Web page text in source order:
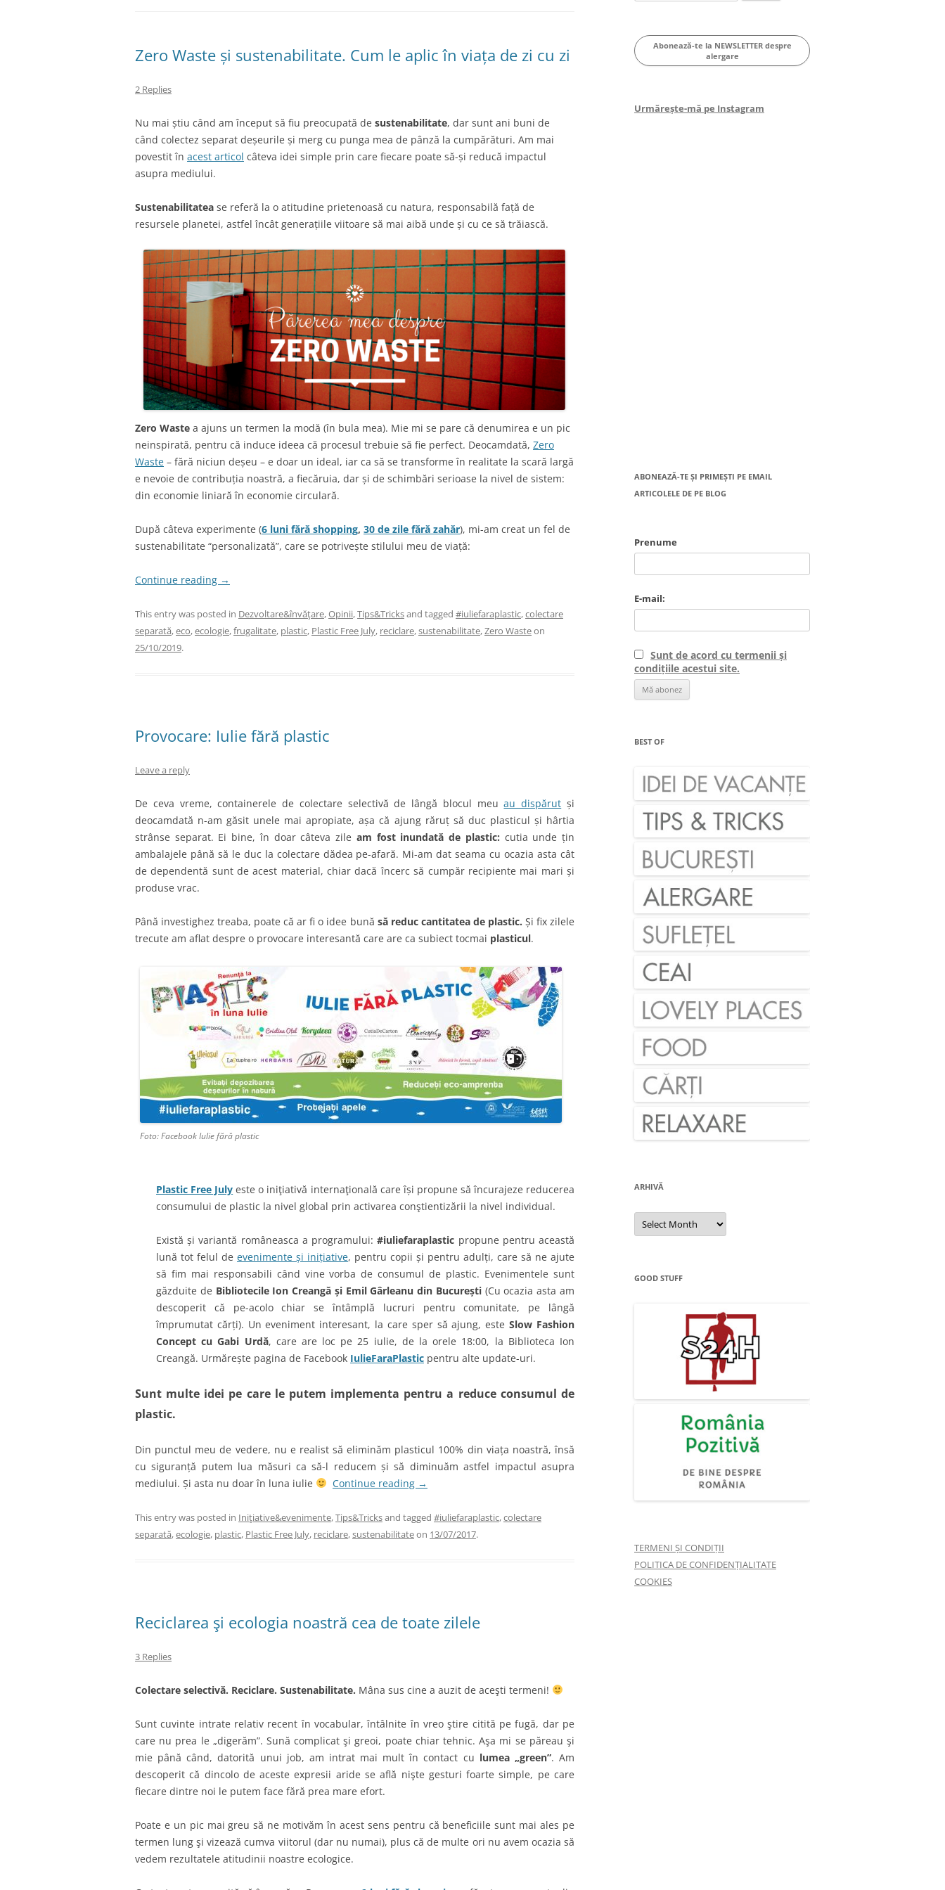
Zero Waste și sustenabilitate. Cum le aplic în viața de zi cu zi
2 Replies
Nu mai știu când am început să fiu preocupată de sustenabilitate, dar sunt ani buni de
când colectez separat deșeurile și merg cu punga mea de pânză la cumpărături. Am mai
povestit în acest articol câteva idei simple prin care fiecare poate să-și reducă impactul
asupra mediului.
Sustenabilitatea se referă la o atitudine prietenoasă cu natura, responsabilă față de
resursele planetei, astfel încât generațiile viitoare să mai aibă unde și cu ce să trăiască.
Zero Waste a ajuns un termen la modă (în bula mea). Mie mi se pare că denumirea e un pic
neinspirată, pentru că induce ideea că procesul trebuie să fie perfect. Deocamdată, Zero
Waste – fără niciun deșeu – e doar un ideal, iar ca să se transforme în realitate la scară largă
e nevoie de contribuția noastră, a fiecăruia, dar și de schimbări serioase la nivel de sistem:
din economie liniară în economie circulară.
După câteva experimente (6 luni fără shopping, 30 de zile fără zahăr), mi-am creat un fel de
sustenabilitate “personalizată”, care se potrivește stilului meu de viață:
Continue reading →
This entry was posted in Dezvoltare&învăţare,Opinii,Tips&Tricksand tagged #iuliefaraplastic,colectare
separată,eco,ecologie,frugalitate, plastic, Plastic Free July, reciclare,sustenabilitate,Zero Wasteon
25/10/2019.
Provocare: Iulie fără plastic
Leave a reply
De ceva vreme, containerele de colectare selectivă de lângă blocul meuau dispărut și
deocamdată n-am găsit unele mai apropiate, așa că ajung răruț să duc plasticul și hârtia
strânse separat. Ei bine, în doar câteva zile am fost inundată de plastic: cutia unde țin
ambalajele până să le duc la colectare dădea pe-afară. Mi-am dat seama cu ocazia asta cât
de dependentă sunt de acest material, chiar dacă încerc să cumpăr recipiente mai mari și
produse vrac.
Până investighez treaba, poate că ar fi o idee bună să reduc cantitatea de plastic. Și fix zilele
trecute am aflat despre o provocare interesantă care are ca subiect tocmai plasticul.
Foto: Facebook Iulie fără plastic
Plastic Free July este o iniţiativă internaţională care își propune să încurajeze reducerea
consumului de plastic la nivel global prin activarea conştientizării la nivel individual.
Există și variantă româneasca a programului:#iuliefaraplastic propune pentru această
lună tot felul de evenimente și inițiative, pentru copii și pentru adulți, care să ne ajute
să fim mai responsabili când vine vorba de consumul de plastic. Evenimentele sunt
găzduite de Bibliotecile Ion Creangă și Emil Gârleanu din București (Cu ocazia asta am
descoperit că pe-acolo chiar se întâmplă lucruri pentru comunitate, pe lângă
împrumutat cărți). Un eveniment interesant, la care sper să ajung, esteSlow Fashion
Concept cu Gabi Urdă, care are loc pe 25 iulie, de la orele 18:00, la Biblioteca Ion
Creangă. Urmărește pagina de Facebook IulieFaraPlastic pentru alte update-uri.
Sunt multe idei pe care le putem implementa pentru a reduce consumul de
plastic.
Din punctul meu de vedere, nu e realist să eliminăm plasticul 100% din viața noastră, însă
cu siguranță putem lua măsuri ca să-l reducem și să diminuăm astfel impactul asupra
mediului. Și asta nu doar în luna iulie
Continue reading →
This entry was posted in Iniţiative&evenimente,Tips&Tricksand tagged #iuliefaraplastic,colectare
separată,ecologie, plastic, Plastic Free July, reciclare,sustenabilitateon 13/07/2017.
Reciclarea şi ecologia noastră cea de toate zilele
3 Replies
Colectare selectivă. Reciclare. Sustenabilitate. Mâna sus cine a auzit de aceşti termeni!
Sunt cuvinte intrate relativ recent în vocabular, întâlnite în vreo ştire citită pe fugă, dar pe
care nu prea le „digerăm”. Sună complicat şi greoi, poate chiar tehnic. Aşa mi se păreau şi
mie până când, datorită unui job, am intrat mai mult în contact cu lumea „green”. Am
descoperit că dincolo de aceste expresii aride se află nişte gesturi foarte simple, pe care
fiecare dintre noi le putem face fără prea mare efort.
Poate e un pic mai greu să ne motivăm în acest sens pentru că beneficiile sunt mai ales pe
termen lung şi vizează cumva viitorul (dar nu numai), plus că de multe ori nu avem ocazia să
vedem rezultatele atitudinii noastre ecologice.
for:
Abonează-te la NEWSLETTER despre
alergare
Urmărește-mă pe Instagram
ABONEAZĂ-TE ȘI PRIMEȘTI PE EMAIL
ARTICOLELE DE PE BLOG
Prenume
E-mail:
Sunt de acord cu termenii și
condițiile acestui site.
BEST OF
ARHIVĂ
Arhivă
GOOD STUFF
TERMENI ȘI CONDIȚII
POLITICA DE CONFIDENȚIALITATE
COOKIES